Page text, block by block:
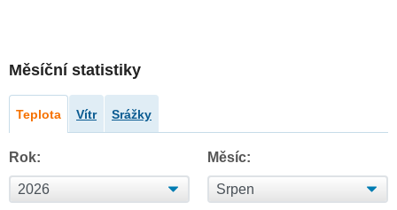
Měsíční statistiky
Teplota Vítr Srážky
Rok: Měsíc: